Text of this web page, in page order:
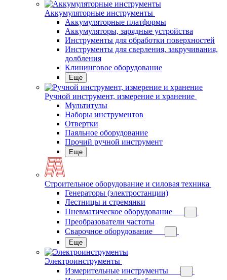
Аккумуляторные инструменты
Аккумуляторные платформы
Аккумуляторы, зарядные устройства
Инструменты для обработки поверхностей
Инструменты для сверления, закручивания,
долбления
Клининговое оборудование
Еще
Ручной инструмент, измерение и хранение
Мультитулы
Наборы инструментов
Отвертки
Паяльное оборудование
Прочий ручной инструмент
Еще
Строительное оборудование и силовая техника
Генераторы (электростанции)
Лестницы и стремянки
Пневматическое оборудование
Преобразователи частоты
Сварочное оборудование
Еще
Электроинструменты
Измерительные инструменты